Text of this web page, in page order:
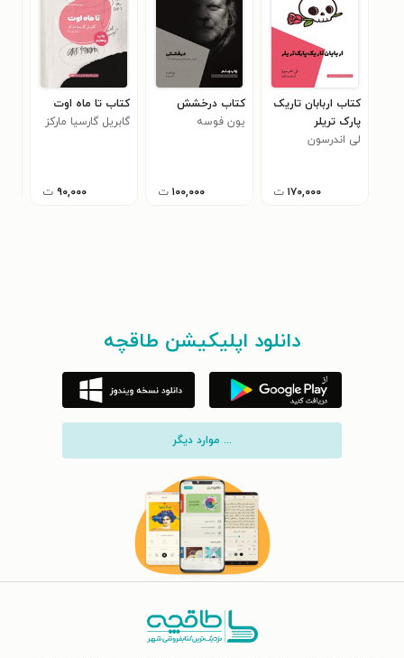
کتاب اربابان تاریک
پارک تریلر
لی اندرسون
۱۷۰,۰۰۰ ت
کتاب درخشش
یون فوسه
۱۰۰,۰۰۰ ت
کتاب تا ماه اوت
گابریل گارسیا مارکز
۹۰,۰۰۰ ت
دانلود اپلیکیشن طاقچه
... موارد دیگر